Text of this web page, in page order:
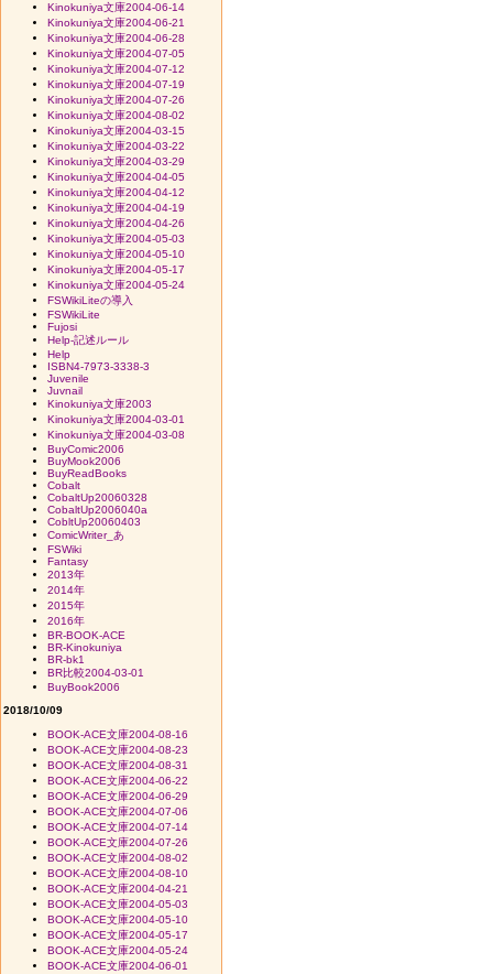
Kinokuniya文庫2004-06-14
Kinokuniya文庫2004-06-21
Kinokuniya文庫2004-06-28
Kinokuniya文庫2004-07-05
Kinokuniya文庫2004-07-12
Kinokuniya文庫2004-07-19
Kinokuniya文庫2004-07-26
Kinokuniya文庫2004-08-02
Kinokuniya文庫2004-03-15
Kinokuniya文庫2004-03-22
Kinokuniya文庫2004-03-29
Kinokuniya文庫2004-04-05
Kinokuniya文庫2004-04-12
Kinokuniya文庫2004-04-19
Kinokuniya文庫2004-04-26
Kinokuniya文庫2004-05-03
Kinokuniya文庫2004-05-10
Kinokuniya文庫2004-05-17
Kinokuniya文庫2004-05-24
FSWikiLiteの導入
FSWikiLite
Fujosi
Help-記述ルール
Help
ISBN4-7973-3338-3
Juvenile
Juvnail
Kinokuniya文庫2003
Kinokuniya文庫2004-03-01
Kinokuniya文庫2004-03-08
BuyComic2006
BuyMook2006
BuyReadBooks
Cobalt
CobaltUp20060328
CobaltUp2006040a
CobltUp20060403
ComicWriter_あ
FSWiki
Fantasy
2013年
2014年
2015年
2016年
BR-BOOK-ACE
BR-Kinokuniya
BR-bk1
BR比較2004-03-01
BuyBook2006
2018/10/09
BOOK-ACE文庫2004-08-16
BOOK-ACE文庫2004-08-23
BOOK-ACE文庫2004-08-31
BOOK-ACE文庫2004-06-22
BOOK-ACE文庫2004-06-29
BOOK-ACE文庫2004-07-06
BOOK-ACE文庫2004-07-14
BOOK-ACE文庫2004-07-26
BOOK-ACE文庫2004-08-02
BOOK-ACE文庫2004-08-10
BOOK-ACE文庫2004-04-21
BOOK-ACE文庫2004-05-03
BOOK-ACE文庫2004-05-10
BOOK-ACE文庫2004-05-17
BOOK-ACE文庫2004-05-24
BOOK-ACE文庫2004-06-01